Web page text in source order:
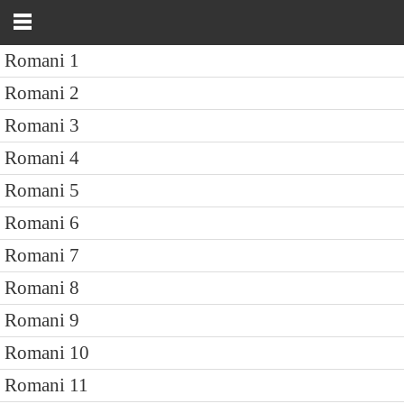
Romani 1
Romani 2
Romani 3
Romani 4
Romani 5
Romani 6
Romani 7
Romani 8
Romani 9
Romani 10
Romani 11